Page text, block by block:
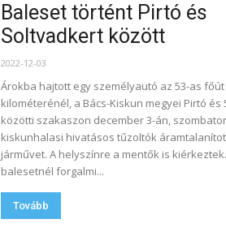
Baleset történt Pirtó és
Soltvadkert között
2022-12-03
Árokba hajtott egy személyautó az 53-as főút
kilométerénél, a Bács-Kiskun megyei Pirtó és
közötti szakaszon december 3-án,
kiskunhalasi hivatásos tűzoltók
járművet. A helyszínre a mentők is
balesetnél forgalmi...
Tovább